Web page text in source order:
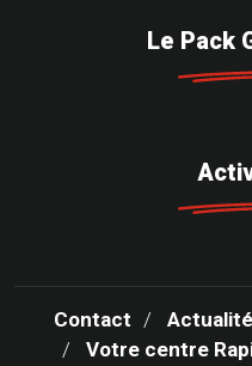
Le Pack
Contact
Votre centre